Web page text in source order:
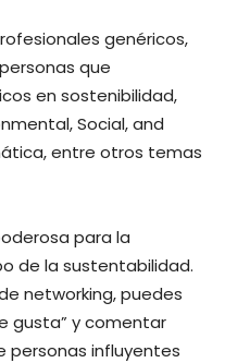
genéricos,
que
en sostenibilidad,
Social, and
entre otros temas
para la
de la sustentabilidad.
networking, puedes
gusta” y comentar
personas influyentes